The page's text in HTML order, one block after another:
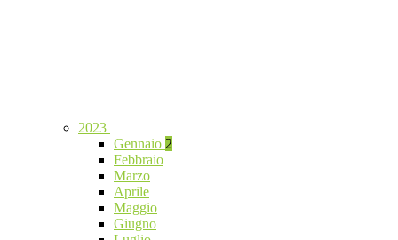
2023
Gennaio 2
Febbraio
Marzo
Aprile
Maggio
Giugno